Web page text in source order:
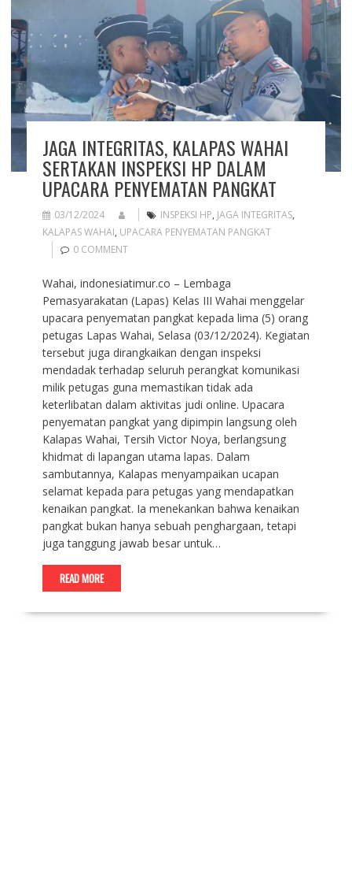
JAGA INTEGRITAS, KALAPAS WAHAI
SERTAKAN INSPEKSI HP DALAM
UPACARA PENYEMATAN PANGKAT
03/12/2024 INSPEKSI HP, JAGA INTEGRITAS,
KALAPAS WAHAI, UPACARA PENYEMATAN PANGKAT
0 COMMENT
Wahai, indonesiatimur.co – Lembaga
Pemasyarakatan (Lapas) Kelas III Wahai menggelar
upacara penyematan pangkat kepada lima (5) orang
petugas Lapas Wahai, Selasa (03/12/2024). Kegiatan
tersebut juga dirangkaikan dengan inspeksi
mendadak terhadap seluruh perangkat komunikasi
milik petugas guna memastikan tidak ada
keterlibatan dalam aktivitas judi online. Upacara
penyematan pangkat yang dipimpin langsung oleh
Kalapas Wahai, Tersih Victor Noya, berlangsung
khidmat di lapangan utama lapas. Dalam
sambutannya, Kalapas menyampaikan ucapan
selamat kepada para petugas yang mendapatkan
kenaikan pangkat. Ia menekankan bahwa kenaikan
pangkat bukan hanya sebuah penghargaan, tetapi
juga tanggung jawab besar untuk…
READ MORE